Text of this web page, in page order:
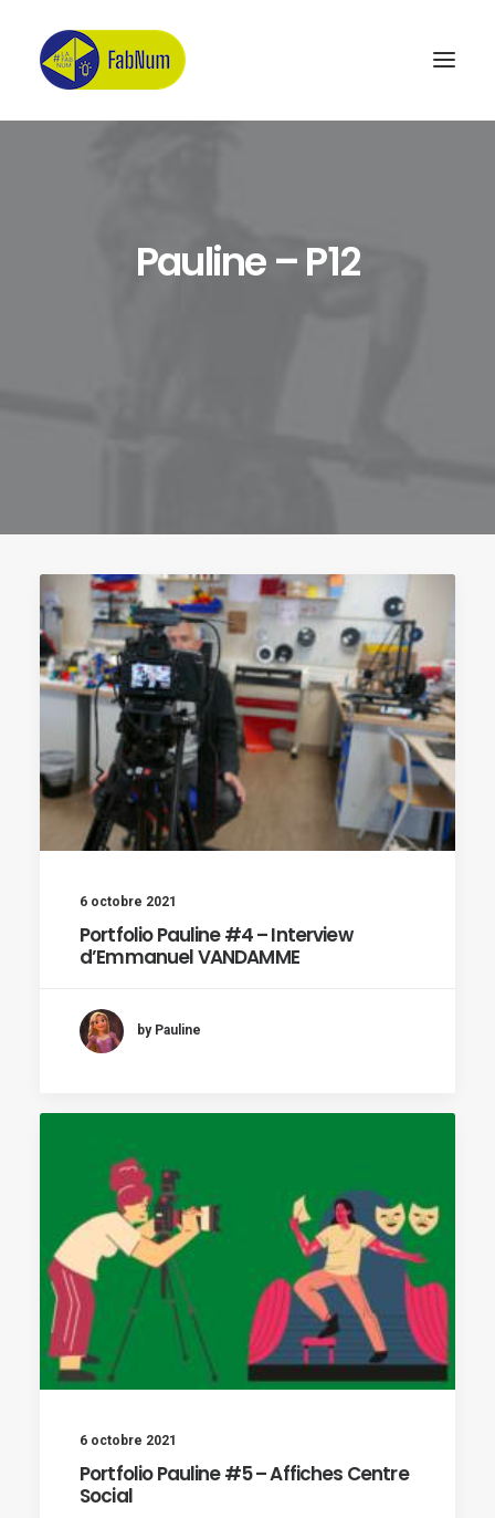
Pauline – P12
6 octobre 2021
Portfolio Pauline #4 – Interview
d’Emmanuel VANDAMME
by Pauline
6 octobre 2021
Portfolio Pauline #5 – Affiches Centre
Social